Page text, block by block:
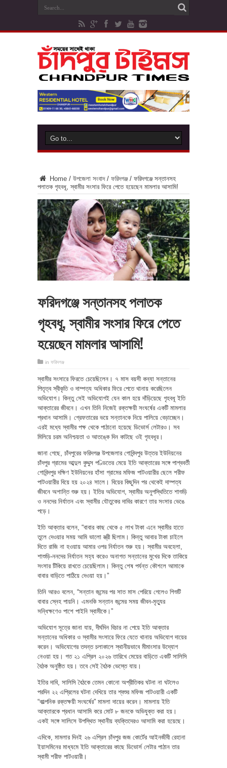
Home / উপজেলা সংবাদ / ফরিদগঞ্জ / ফরিদগঞ্জে সন্তানসহ
পলাতক গৃহবধূ, স্বামীর সংসার ফিরে পেতে হয়েছেন মামলার আসামি!
ফরিদগঞ্জে সন্তানসহ পলাতক
গৃহবধূ, স্বামীর সংসার ফিরে পেতে
হয়েছেন মামলার আসামি!
in ফরিদগঞ্জ
স্বামীর সংসারে ফিরতে চেয়েছিলেন। ৭ মাস বয়সী কন্যা সন্তানের
পিতৃত্ব স্বীকৃতি ও দাম্পত্য অধিকার ফিরে পেতে থানায় করেছিলেন
অভিযোগ। কিন্তু সেই অভিযোগই যেন কাল হয়ে দাঁড়িয়েছে গৃহবধূ ইতি
আক্তারের জীবনে। এখন তিনি নিজেই রক্তক্ষয়ী সংঘর্ষের একটি মামলার
প্রধান আসামি। গ্রেফতারের ভয়ে সন্তানকে নিয়ে পালিয়ে বেড়াচ্ছেন।
এরই মধ্যে স্বামীর পক্ষ থেকে পাঠানো হয়েছে ডিভোর্স লেটারও। সব
মিলিয়ে চরম অনিশ্চয়তা ও আতঙ্কে দিন কাটছে ওই গৃহবধূর।
জানা গেছে, চাঁদপুরের ফরিদগঞ্জ উপজেলার গোবিন্দপুর উত্তর ইউনিয়নের
চাঁদপুর গ্রামের আব্দুল কুদ্দুস পণ্ডিতের মেয়ে ইতি আক্তারের সঙ্গে পাশ্ববর্তী
গোবিন্দপুর দক্ষিণ ইউনিয়নের হাঁসা গ্রামের মফিজ পাটওয়ারীর ছেলে শরীফ
পাটওয়ারীর বিয়ে হয় ২০২৪ সালে। বিয়ের কিছুদিন পর থেকেই দাম্পত্য
জীবনে অশান্তি শুরু হয়। ইতির অভিযোগ, স্বামীর অনুপস্থিতিতে শাশুড়ি
ও ননদের নির্যাতন এবং স্বামীর যৌতুকের দাবির কারণে তার সংসার ভেঙে
পড়ে।
ইতি আক্তার বলেন, “বাবার কাছ থেকে ৫ লাখ টাকা এনে স্বামীর হাতে
তুলে দেওয়ার সময় আমি ভালো স্ত্রী ছিলাম। কিন্তু আবার টাকা চাইলে
দিতে রাজি না হওয়ায় আমার ওপর নির্যাতন শুরু হয়। স্বামীর অবহেলা,
শাশুড়ি-ননদের নির্যাতন সহ্য করেও অনাগত সন্তানের মুখের দিকে তাকিয়ে
সংসার টিকিয়ে রাখতে চেয়েছিলাম। কিন্তু শেষ পর্যন্ত কৌশলে আমাকে
বাবার বাড়িতে পাঠিয়ে দেওয়া হয়।”
তিনি আরও বলেন, “সন্তান জন্মের পর সাত মাস পেরিয়ে গেলেও শিশুটি
বাবার স্নেহ পায়নি। এমনকি সন্তান জন্মের সময় জীবন-মৃত্যুর
সন্ধিক্ষণেও পাশে পাইনি স্বামীকে।”
অভিযোগ সূত্রে জানা যায়, দীর্ঘদিন বিচার না পেয়ে ইতি আক্তার
সন্তানের অধিকার ও স্বামীর সংসারে ফিরে যেতে থানায় অভিযোগ দায়ের
করেন। অভিযোগের তদন্ত চলাকালে স্থানীয়ভাবে মীমাংসার উদ্যোগ
নেওয়া হয়। গত ২১ এপ্রিল ২০২৬ তারিখে মেয়ের বাড়িতে একটি সালিসি
বৈঠক অনুষ্ঠিত হয়। তবে সেই বৈঠক ভেস্তে যায়।
ইতির দাবি, সালিসি বৈঠকে তেমন কোনো অপ্রীতিকর ঘটনা না ঘটলেও
পরদিন ২২ এপ্রিলের ঘটনা দেখিয়ে তার শ্বশুর মফিজ পাটওয়ারী একটি
“কাল্পনিক রক্তক্ষয়ী সংঘর্ষের” মামলা দায়ের করেন। মামলায় ইতি
আক্তারকে প্রধান আসামি করে মোট ৮ জনকে অভিযুক্ত করা হয়।
একই সঙ্গে সালিসে উপস্থিত স্থানীয় ব্যক্তিদেরও আসামি করা হয়েছে।
এদিকে, মামলার দিনই ২৬ এপ্রিল চাঁদপুর জজ কোর্টের আইনজীবী রেহানা
ইয়াসমিনের মাধ্যমে ইতি আক্তারের কাছে ডিভোর্স লেটার পাঠান তার
স্বামী শরীফ পাটওয়ারী।